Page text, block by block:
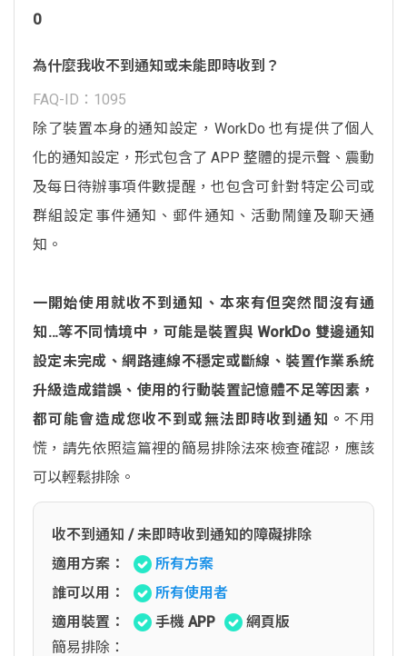
0
為什麼我收不到通知或未能即時收到？
FAQ-ID：1095
除了裝置本身的通知設定，WorkDo 也有提供了個人
化的通知設定，形式包含了 APP 整體的提示聲、震動
及每日待辦事項件數提醒，也包含可針對特定公司或
群組設定事件通知、郵件通知、活動鬧鐘及聊天通
知。
一開始使用就收不到通知、本來有但突然間沒有通
知…等不同情境中，可能是裝置與 WorkDo 雙邊通知
設定未完成、網路連線不穩定或斷線、裝置作業系統
升級造成錯誤、使用的行動裝置記憶體不足等因素，
都可能會造成您收不到或無法即時收到通知。 不用
慌，請先依照這篇裡的簡易排除法來檢查確認，應該
可以輕鬆排除。
收不到通知 / 未即時收到通知的障礙排除
適用方案：
所有方案
誰可以用：
所有使用者
適用裝置：
手機 APP
網頁版
簡易排除：